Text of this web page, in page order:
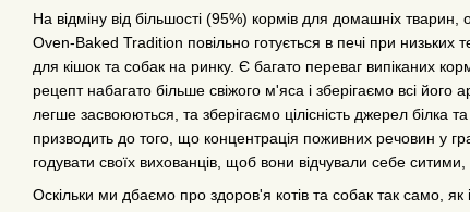
На відміну від більшості (95%) кормів для домашніх
Oven-Baked Tradition повільно готується в печі при
для кішок та собак на ринку. Є багато переваг випіканих
рецепт набагато більше свіжого м'яса і зберігаємо всі його
легше засвоюються, та зберігаємо цілісність джерел білка
призводить до того, що концентрація поживних речовин у
годувати своїх вихованців, щоб вони відчували себе
Оскільки ми дбаємо про здоров'я котів та собак так само, як